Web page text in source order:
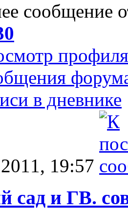
сообщение
профиля
в дневнике
19:57
сад и ГВ.